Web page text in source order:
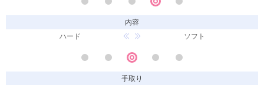
内容
ハード
ソフト
手取り